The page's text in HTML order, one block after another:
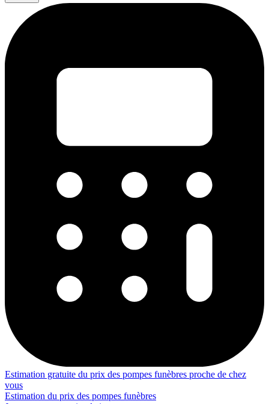
Estimation gratuite du prix des pompes funèbres proche de chez
vous
Estimation du prix des pompes funèbres